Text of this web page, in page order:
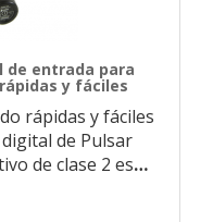
de entrada para
y fáciles
rápidas y fáciles
de Pulsar
de clase 2 es…